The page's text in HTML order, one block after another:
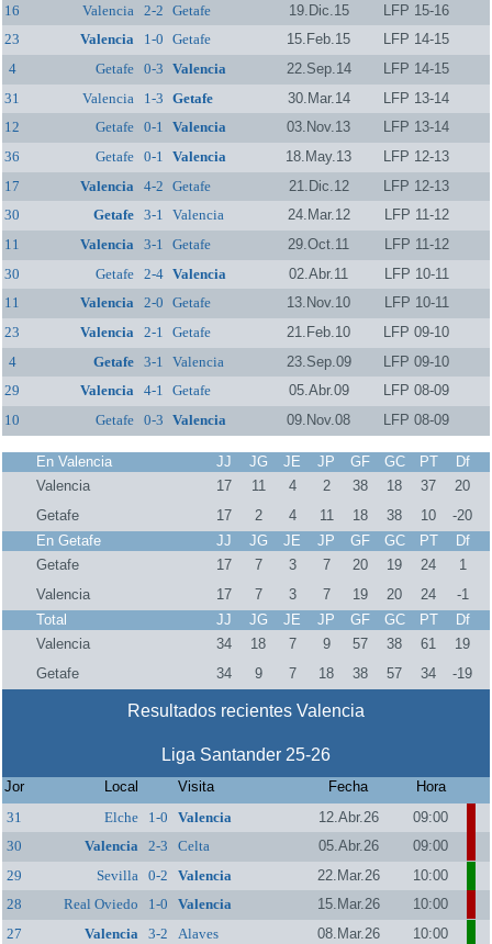
16
Valencia 2-2 Getafe 19.Dic.15
LFP 15-16
23
Valencia 1-0 Getafe 15.Feb.15
LFP 14-15
4
Getafe 0-3 Valencia 22.Sep.14
LFP 14-15
31
Valencia 1-3 Getafe 30.Mar.14
LFP 13-14
12
Getafe 0-1 Valencia 03.Nov.13
LFP 13-14
36
Getafe 0-1 Valencia 18.May.13
LFP 12-13
17
Valencia 4-2 Getafe 21.Dic.12
LFP 12-13
30
Getafe 3-1 Valencia 24.Mar.12
LFP 11-12
11
Valencia 3-1 Getafe 29.Oct.11
LFP 11-12
30
Getafe 2-4 Valencia 02.Abr.11
LFP 10-11
11
Valencia 2-0 Getafe 13.Nov.10
LFP 10-11
23
Valencia 2-1 Getafe 21.Feb.10
LFP 09-10
4
Getafe 3-1 Valencia 23.Sep.09
LFP 09-10
29
Valencia 4-1 Getafe 05.Abr.09
LFP 08-09
10
Getafe 0-3 Valencia 09.Nov.08 LFP 08-09
En Valencia JJ JG JE JP GF GC PT
Df
Valencia
17 11 4 2 38 18 37
20
Getafe
17 2 4 11 18 38 10
-20
En Getafe
JJ JG JE JP GF GC PT
Df
Getafe
17 7 3 7 20 19 24
1
Valencia
17 7 3 7 19 20 24
-1
Total
JJ JG JE JP GF GC PT
Df
Valencia
34 18 7 9 57 38 61
19
Getafe
34 9 7 18 38 57 34 -19
Resultados recientes Valencia
Liga Santander 25-26
Jor Local Visita Fecha
Hora
31
Elche 1-0 Valencia 12.Abr.26
09:00
30
Valencia 2-3 Celta 05.Abr.26
09:00
29
Sevilla 0-2 Valencia 22.Mar.26
10:00
28
Real Oviedo 1-0 Valencia 15.Mar.26
10:00
27
Valencia 3-2 Alaves 08.Mar.26 10:00